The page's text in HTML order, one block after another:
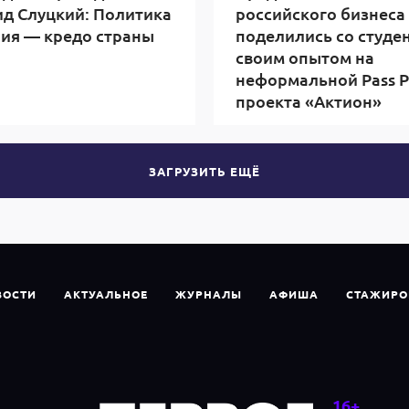
Слуцкий: Политика
— кредо страны
российского бизнеса
поделились со
своим опытом на
неформальной Pass
проекта «Актион»
ЗАГРУЗИТЬ ЕЩЁ
АКТУАЛЬНОЕ ЖУРНАЛЫ АФИША